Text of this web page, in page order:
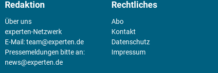
Redaktion
Über uns
experten-Netzwerk
E-Mail:team@experten.de
Pressemeldungen bitte an:
news@experten.de
Rechtliches
Abo
Kontakt
Datenschutz
Impressum